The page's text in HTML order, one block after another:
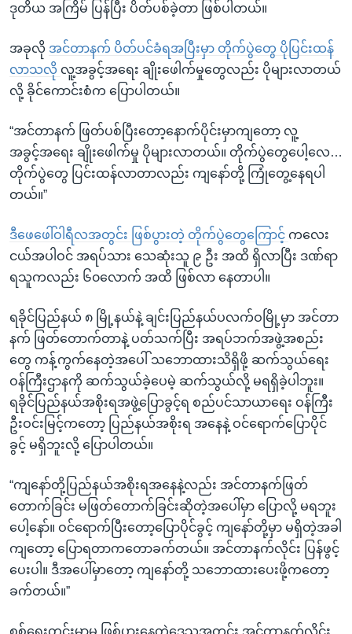
ဒုတိယ အကြိမ် ပြန်ပြီး ပိတ်ပစ်ခဲ့တာ ဖြစ်ပါတယ်။
အခုလို အင်တာနက် ပိတ်ပင်ခံရအပြီးမှာ တိုက်ပွဲတွေ ပိုပြင်းထန်
လာသလို လူ့အခွင့်အရေး ချိုးဖေါက်မှုတွေလည်း ပိုများလာတယ်
လို့ ခိုင်ကောင်းစံက ပြောပါတယ်။
“အင်တာနက် ဖြတ်ပစ်ပြီးတော့နောက်ပိုင်းမှာကျတော့ လူ့
အခွင့်အရေး ချိုးဖေါက်မှု ပိုများလာတယ်။ တိုက်ပွဲတွေပေါ့လေ…
တိုက်ပွဲတွေ ပြင်းထန်လာတာလည်း ကျနော်တို့ ကြုံတွေ့နေရပါ
တယ်။”
ဒီဖေဖေါ်ဝါရီလအတွင်း ဖြစ်ပွားတဲ့ တိုက်ပွဲတွေကြောင့် ကလေး
ငယ်အပါဝင် အရပ်သား သေဆုံးသူ ၉ ဦး အထိ ရှိလာပြီး ဒဏ်ရာ
ရသူကလည်း ၆၀လောက် အထိ ဖြစ်လာ နေတာပါ။
ရခိုင်ပြည်နယ် ၈ မြို့နယ်နဲ့ ချင်းပြည်နယ်ပလက်ဝမြို့မှာ အင်တာ
နက် ဖြတ်တောက်တာနဲ့ ပတ်သက်ပြီး အရပ်ဘက်အဖွဲ့အစည်း
တွေ ကန့်ကွက်နေတဲ့အပေါ် သဘောထားသိရှိဖို့ ဆက်သွယ်ရေး
ဝန်ကြီးဌာနကို ဆက်သွယ်ခဲ့ပေမဲ့ ဆက်သွယ်လို့ မရရှိခဲ့ပါဘူး။
ရခိုင်ပြည်နယ်အစိုးရအဖွဲ့ပြောခွင့်ရ စည်ပင်သာယာရေး ဝန်ကြီး
ဦးဝင်းမြင့်ကတော့ ပြည်နယ်အစိုးရ အနေနဲ့ ဝင်ရောက်ပြောပိုင်
ခွင့် မရှိဘူးလို့ ပြောပါတယ်။
“ကျနော်တို့ပြည်နယ်အစိုးရအနေနဲ့လည်း အင်တာနက်ဖြတ်
တောက်ခြင်း မဖြတ်တောက်ခြင်းဆိုတဲ့အပေါ်မှာ ပြောလို့ မရဘူး
ပေါ့နော်။ ဝင်ရောက်ပြီးတော့ပြောပိုင်ခွင့် ကျနော်တို့မှာ မရှိတဲ့အခါ
ကျတော့ ပြောရတာကတောခက်တယ်။ အင်တာနက်လိုင်း ပြန်ဖွင့်
ပေးပါ။ ဒီအပေါ်မှာတော့ ကျနော်တို့ သဘောထားပေးဖို့ကတော့
ခက်တယ်။”
စစ်ရေးတင်းမာမှု ဖြစ်ပွားနေတဲ့ဒေသအတွင်း အင်တာနက်လိုင်း